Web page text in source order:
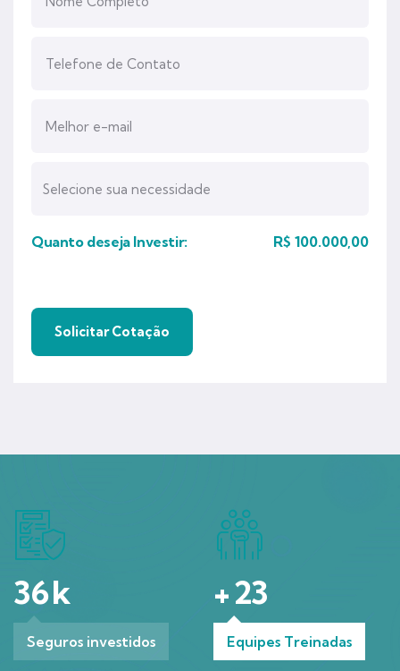
Quanto deseja Investir: R$ 100.000,00
36k
Seguros investidos
+23
Equipes Treinadas